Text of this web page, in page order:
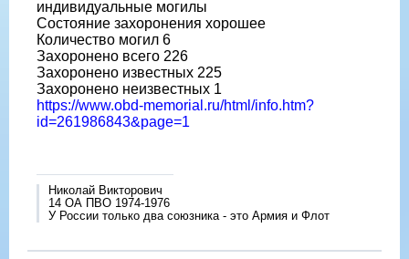
индивидуальные могилы
Состояние захоронения хорошее
Количество могил 6
Захоронено всего 226
Захоронено известных 225
Захоронено неизвестных 1
https://www.obd-memorial.ru/html/info.htm?
id=261986843&page=1
Николай Викторович
14 ОА ПВО 1974-1976
У России только два союзника - это Армия и Флот